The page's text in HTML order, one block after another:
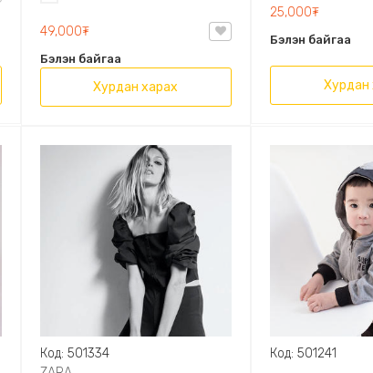
49,000₮
Бэлэн байгаа
Хурдан харах
25,000₮
Бэлэн байгаа
Хурдан
Код: 501334
Код: 501241